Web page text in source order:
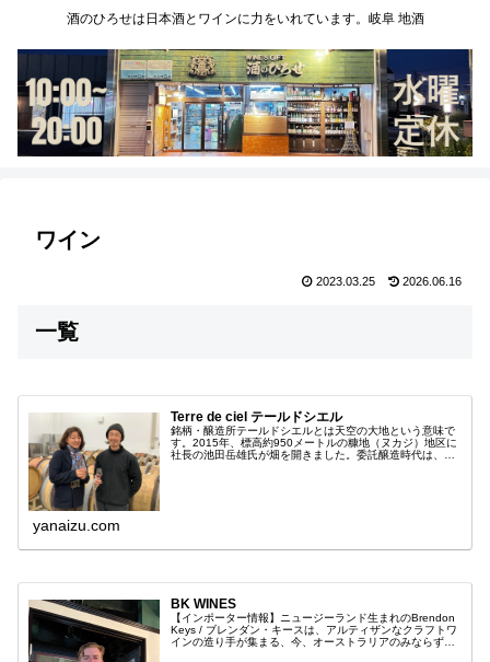
酒のひろせは日本酒とワインに力をいれています。岐阜 地酒
ワイン
2023.03.25 2026.06.16
一覧
Terre de ciel テールドシエル
銘柄・醸造所テールドシエルとは天空の大地という意味で
す。2015年、標高約950メートルの糠地（ヌカジ）地区に
社長の池田岳雄氏が畑を開きました。委託醸造時代は、冷
yanaizu.com
BK WINES
【インポーター情報】ニュージーランド生まれのBrendon
Keys / ブレンダン・キースは、アルティザンなクラフトワ
インの造り手が集まる、今、オーストラリアのみならず世